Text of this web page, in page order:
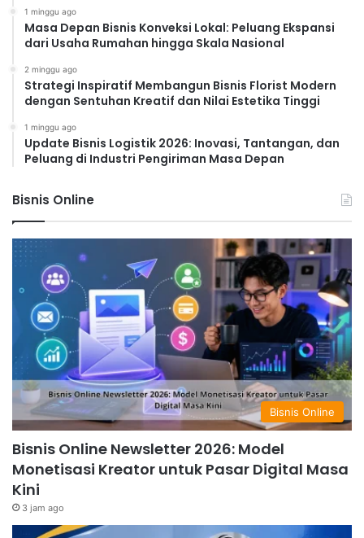
1 minggu ago
Masa Depan Bisnis Konveksi Lokal: Peluang Ekspansi
dari Usaha Rumahan hingga Skala Nasional
2 minggu ago
Strategi Inspiratif Membangun Bisnis Florist Modern
dengan Sentuhan Kreatif dan Nilai Estetika Tinggi
1 minggu ago
Update Bisnis Logistik 2026: Inovasi, Tantangan, dan
Peluang di Industri Pengiriman Masa Depan
Bisnis Online
Bisnis Online
Bisnis Online Newsletter 2026: Model
Monetisasi Kreator untuk Pasar Digital Masa
Kini
3 jam ago